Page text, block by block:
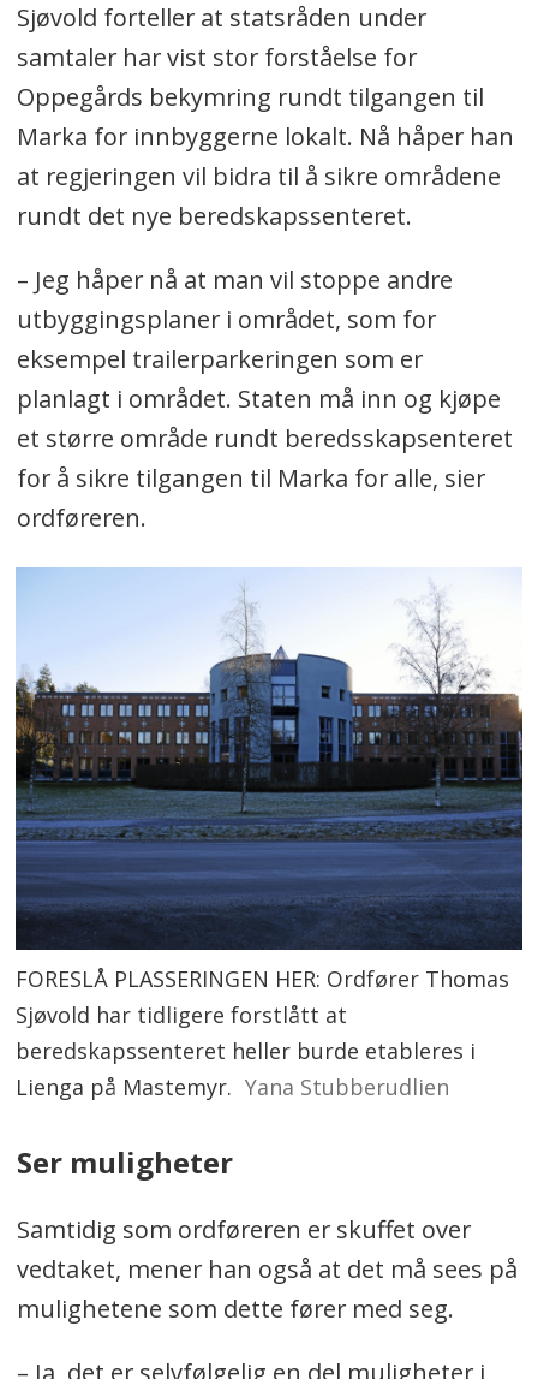
Sjøvold forteller at statsråden under
samtaler har vist stor forståelse for
Oppegårds bekymring rundt tilgangen til
Marka for innbyggerne lokalt. Nå håper han
at regjeringen vil bidra til å sikre områdene
rundt det nye beredskapssenteret.
– Jeg håper nå at man vil stoppe andre
utbyggingsplaner i området, som for
eksempel trailerparkeringen som er
planlagt i området. Staten må inn og kjøpe
et større område rundt beredsskapsenteret
for å sikre tilgangen til Marka for alle, sier
ordføreren.
FORESLÅ PLASSERINGEN HER: Ordfører Thomas
Sjøvold har tidligere forstlått at
beredskapssenteret heller burde etableres i
Lienga på Mastemyr. Yana Stubberudlien
Ser muligheter
Samtidig som ordføreren er skuffet over
vedtaket, mener han også at det må sees på
mulighetene som dette fører med seg.
– Ja, det er selvfølgelig en del muligheter i